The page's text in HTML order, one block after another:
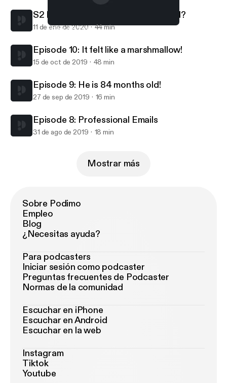
Episode 8: Professional Emails
S2 E1: Home: What even are you, girl?
11 de ene de 2020 44 min
Episode 10: It felt like a marshmallow!
15 de oct de 2019 48 min
Episode 9: He is 84 months old!
27 de sep de 2019 16 min
Episode 8: Professional Emails
31 de ago de 2019 18 min
Mostrar más
Sobre Podimo
Empleo
Blog
¿Necesitas ayuda?
Para podcasters
Iniciar sesión como podcaster
Preguntas frecuentes de Podcaster
Normas de la comunidad
Escuchar en iPhone
Escuchar en Android
Escuchar en la web
Instagram
Tiktok
Youtube